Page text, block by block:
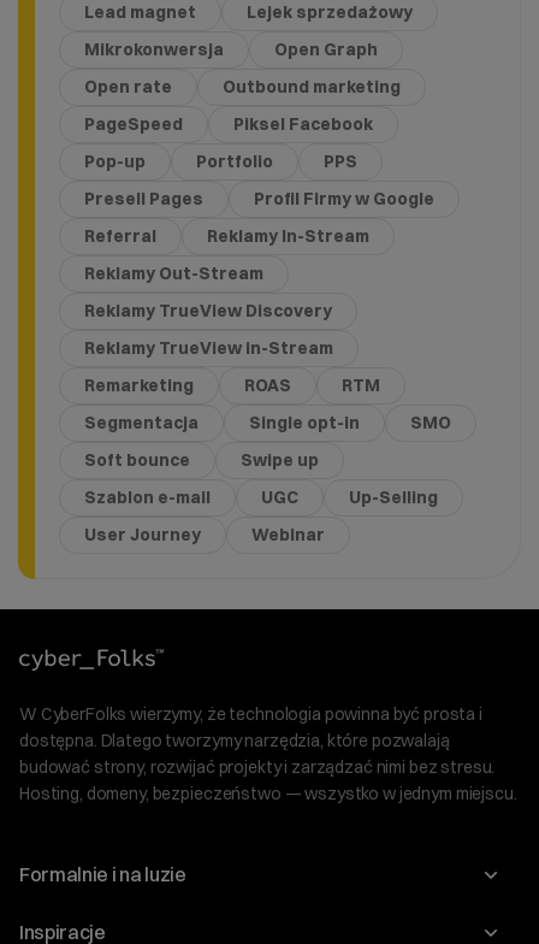
Lead magnet
Lejek sprzedażowy
Mikrokonwersja
Open Graph
Open rate
Outbound marketing
PageSpeed
Piksel Facebook
Pop-up
Portfolio
PPS
Presell Pages
Profil Firmy w Google
Referral
Reklamy In-Stream
Reklamy Out-Stream
Reklamy TrueView Discovery
Reklamy TrueView in-Stream
Remarketing
ROAS
RTM
Segmentacja
Single opt-in
SMO
Soft bounce
Swipe up
Szablon e-mail
UGC
Up-Selling
User Journey
Webinar
W CyberFolks wierzymy, że technologia powinna być prosta i
dostępna. Dlatego tworzymy narzędzia, które pozwalają
budować strony, rozwijać projekty i zarządzać nimi bez stresu.
Hosting, domeny, bezpieczeństwo — wszystko w jednym miejscu.
Formalnie i na luzie
O nas
Inspiracje